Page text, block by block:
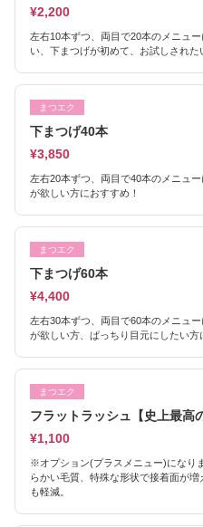
¥2,200
左右10本ずつ、両目で20本のメニュ
い、下まつげが初めて、お試しされた
まつエク
下まつげ40本
¥3,850
左右20本ずつ、両目で40本のメニュ
が欲しい方におすすめ！
まつエク
下まつげ60本
¥4,400
左右30本ずつ、両目で60本のメニュ
が欲しい方、ぱっちり目元にしたい方
まつエク
フラットラッシュ【史上最高
¥1,100
※オプション(プラスメニュー)になり
らかい毛質、特殊な形状で接着面が
も軽減。